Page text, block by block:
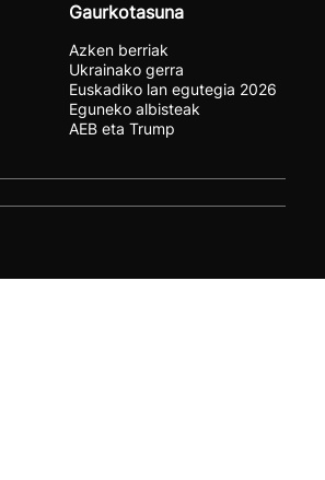
Gaurkotasuna
Azken berriak
Ukrainako gerra
Euskadiko lan egutegia 2026
Eguneko albisteak
AEB eta Trump